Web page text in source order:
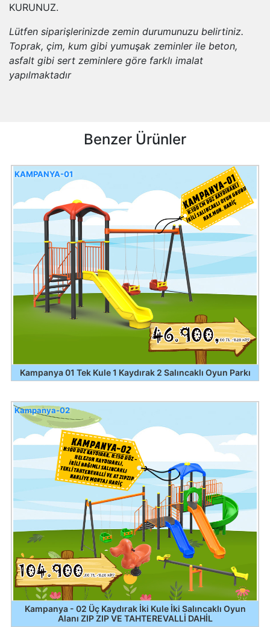
KURUNUZ.
Lütfen siparişlerinizde zemin durumunuzu belirtiniz.
Toprak, çim, kum gibi yumuşak zeminler ile beton,
asfalt gibi sert zeminlere göre farklı imalat
yapılmaktadır
Benzer Ürünler
Kampanya 01 Tek Kule 1 Kaydırak 2 Salıncaklı Oyun Parkı
KAMPANYA-01
Kampanya - 02 Üç Kaydırak İki Kule İki Salıncaklı Oyun
Alanı ZIP ZIP VE TAHTEREVALLİ DAHİL
Kampanya-02